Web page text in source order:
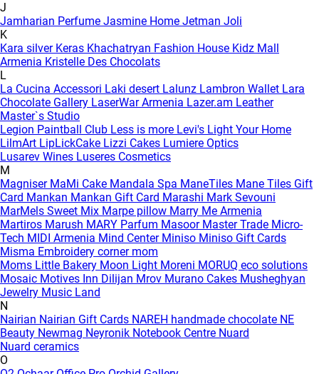
J
Jamharian Perfume Jasmine Home Jetman Joli
K
Kara silver Keras Khachatryan Fashion House Kidz Mall
Armenia Kristelle Des Chocolats
L
La Cucina Accessori Laki desert Lalunz Lambron Wallet Lara
Chocolate Gallery LaserWar Armenia Lazer.am Leather
Master`s Studio
Legion Paintball Club Less is more Levi's Light Your Home
LilmArt LipLickCake Lizzi Cakes Lumiere Optics
Lusarev Wines Luseres Cosmetics
M
Magniser MaMi Cake Mandala Spa ManeTiles Mane Tiles Gift
Card Mankan Mankan Gift Card Marashi Mark Sevouni
MarMels Sweet Mix Marpe pillow Marry Me Armenia
Martiros Marush MARY Parfum Masoor Master Trade Micro-
Tech MIDI Armenia Mind Center Miniso Miniso Gift Cards
Misma Embroidery corner mom
Moms Little Bakery Moon Light Moreni MORUQ eco solutions
Mosaic Motives Inn Dilijan Mrov Murano Cakes Musheghyan
Jewelry Music Land
N
Nairian Nairian Gift Cards NAREH handmade chocolate NE
Beauty Newmag Neyronik Notebook Centre Nuard
Nuard ceramics
O